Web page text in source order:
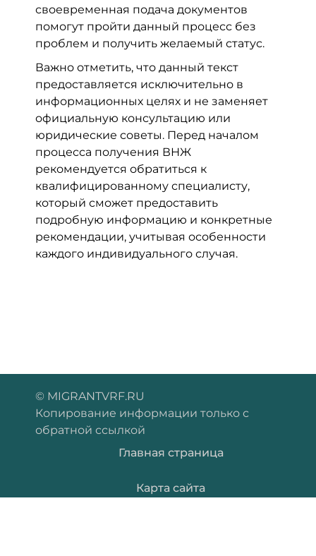
своевременная подача документов
помогут пройти данный процесс без
проблем и получить желаемый статус.
Важно отметить, что данный текст
предоставляется исключительно в
информационных целях и не заменяет
официальную консультацию или
юридические советы. Перед началом
процесса получения ВНЖ
рекомендуется обратиться к
квалифицированному специалисту,
который сможет предоставить
подробную информацию и конкретные
рекомендации, учитывая особенности
каждого индивидуального случая.
© MIGRANTVRF.RU
Копирование информации только с
обратной ссылкой
Главная страница
Карта сайта